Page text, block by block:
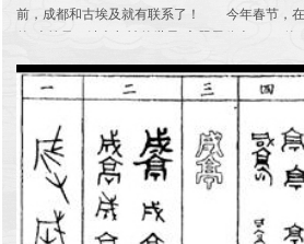
前，成都和古埃及就有联系了！ 今年春节，在
的“古埃及：法老与神的世界”主题展览上，155件